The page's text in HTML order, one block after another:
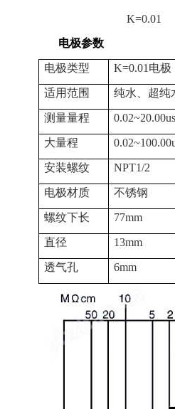
电极参数
电极类型 K=0.01电极
适用范围 纯水、超纯
测量量程
大量程
安装螺纹 NPT1/2
电极材质 不锈钢
螺纹下长 77mm
直径 13mm
透气孔 6mm